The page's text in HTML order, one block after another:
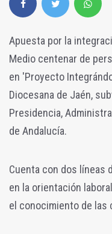
Apuesta por la
Medio centenar de
en 'Proyecto
Diocesana de Jaén,
Presidencia,
de Andalucía.
Cuenta con dos líneas
en la orientación
el conocimiento de las